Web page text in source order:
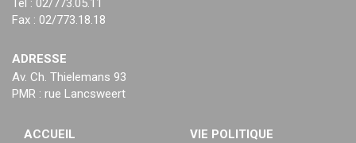
Tél : 02/773.05.11
Fax : 02/773.18.18
ADRESSE
Av. Ch. Thielemans 93
PMR : rue Lancsweert
ACCUEIL
VIE POLITIQUE